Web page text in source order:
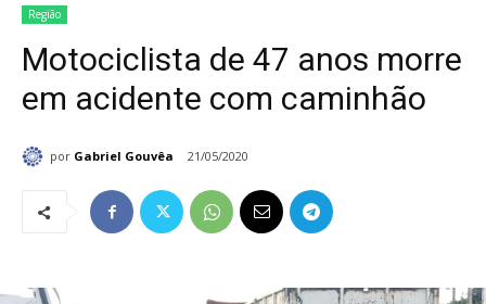
Região
Motociclista de 47 anos morre
em acidente com caminhão
por Gabriel Gouvêa 21/05/2020